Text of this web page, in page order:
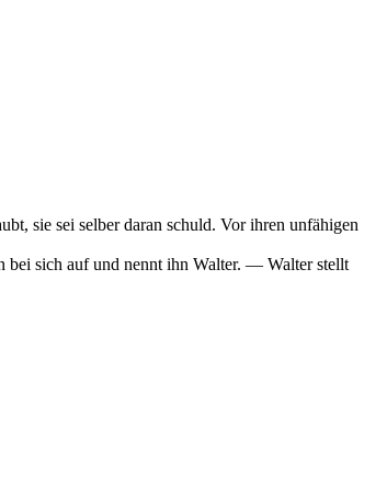
sie sei selber daran schuld. Vor ihren unfähigen
bei sich auf und nennt ihn Walter. — Walter stellt